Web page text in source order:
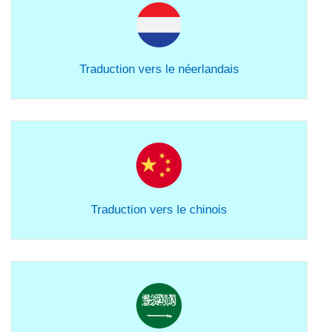
Traduction vers le néerlandais
Traduction vers le chinois